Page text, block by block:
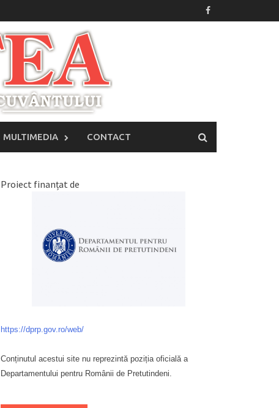
MULTIMEDIA CONTACT
Proiect finanțat de
https://dprp.gov.ro/web/
Conținutul acestui site nu reprezintă poziția oficială a
Departamentului pentru Românii de Pretutindeni.